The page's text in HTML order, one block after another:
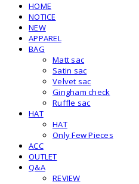
HOME
NOTICE
NEW
APPAREL
BAG
Matt sac
Satin sac
Velvet sac
Gingham check
Ruffle sac
HAT
HAT
Only Few Pieces
ACC
OUTLET
Q&A
REVIEW